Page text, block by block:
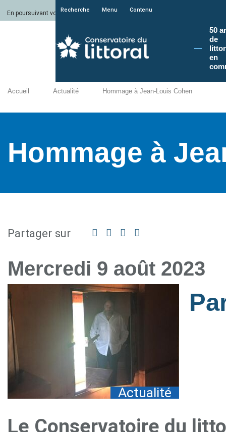
En poursuivant votre navigation sur le site du Conservatoire du littoral, vous
Recherche Menu Contenu
50
de
en
Accueil Actualité Hommage à Jean-Louis Cohen
Hommage à
Partager sur Facebook
TwitterLinkedin
Mercredi 9 août 2023
Actualité
Le Conservatoire du